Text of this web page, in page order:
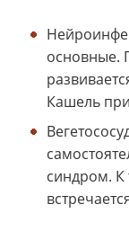
основные.
Кашель
синдром. К